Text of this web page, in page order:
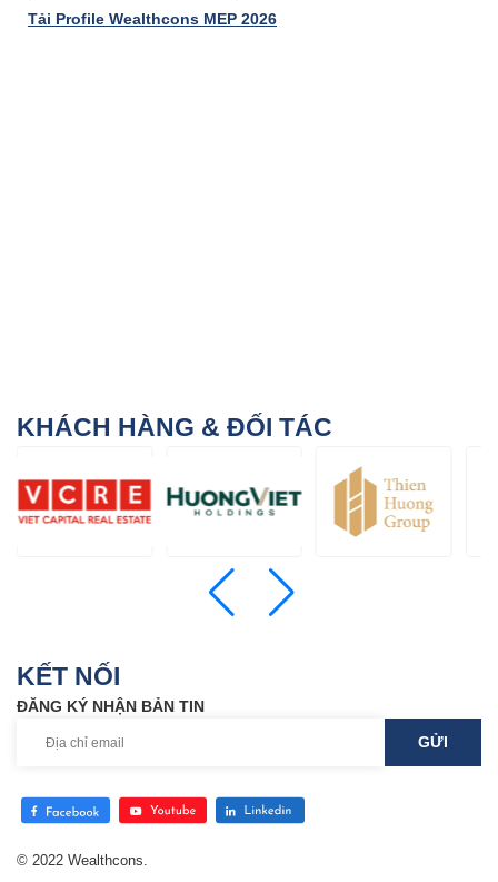
Tải Profile Wealthcons MEP 2026
KHÁCH HÀNG & ĐỐI TÁC
KẾT NỐI
ĐĂNG KÝ NHẬN BẢN TIN
© 2022 Wealthcons.